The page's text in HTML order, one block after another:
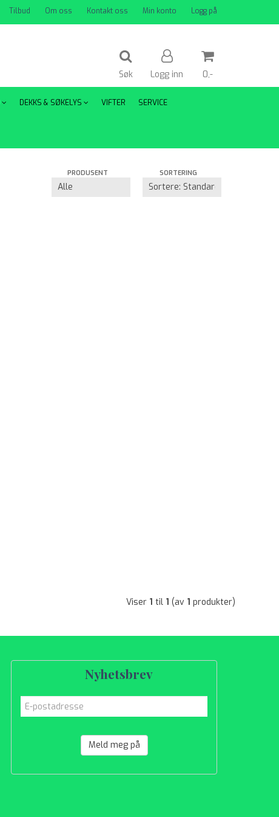
Tilbud Om oss Kontakt oss Min konto Logg på
Søk Logg inn 0,-
DEKKS & SØKELYS VIFTER SERVICE
PRODUSENT SORTERING
Viser 1 til 1 (av 1 produkter)
Nyhetsbrev
Meld meg på
Trykk ENTER for å søke